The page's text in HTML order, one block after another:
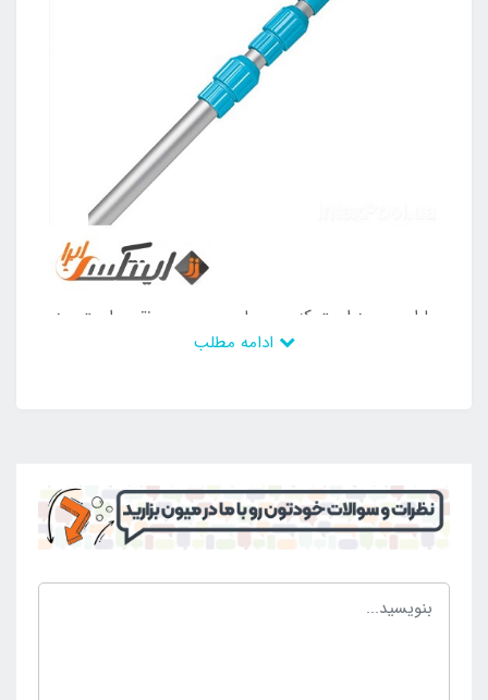
با این وجود است که محصولی بی عیب و نقص است و در
صورت نیاز خریداری می شود تا ست نظافت دچار مشکل
بزرگ را نیز از این طریق از محیط آبی خارج نمود و محیط
را عاری از عوامل آلودگی کرد. میله تلسکوپی دارای وزن کم
نیز می باشد تا به راحتی حمل و جا به جا شود و مورد
استفاده قرار گیرد و در نهایت می توان از آن لذت برد و
توانست به سرعت آب را تمیز کرد تا برای استفاده طولانی